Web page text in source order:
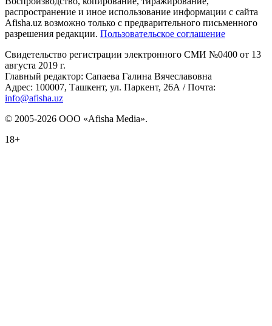
распространение и иное использование информации с сайта
Afisha.uz возможно только с предварительного письменного
разрешения редакции. Пользовательское соглашение
Свидетельство регистрации электронного СМИ №0400 от 13
августа 2019 г.
Главный редактор: Сапаева Галина Вячеславовна
Адрес: 100007, Ташкент, ул. Паркент, 26А / Почта:
info@afisha.uz
© 2005-2026 ООО «Afisha Media».
18+